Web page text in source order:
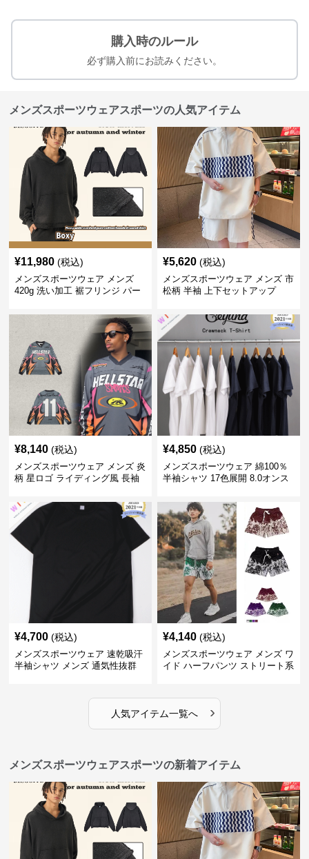
購入時のルール
必ず購入前にお読みください。
メンズスポーツウェアスポーツの人気アイテム
¥11,980 (税込)
メンズスポーツウェア メンズ
420g 洗い加工 裾フリンジ パー
¥5,620 (税込)
メンズスポーツウェア メンズ 市
松柄 半袖 上下セットアップ
¥8,140 (税込)
メンズスポーツウェア メンズ 炎
柄 星ロゴ ライディング風 長袖
¥4,850 (税込)
メンズスポーツウェア 綿100％
半袖シャツ 17色展開 8.0オンス
¥4,700 (税込)
メンズスポーツウェア 速乾吸汗
半袖シャツ メンズ 通気性抜群
¥4,140 (税込)
メンズスポーツウェア メンズ ワ
イド ハーフパンツ ストリート系
人気アイテム一覧へ ›
メンズスポーツウェアスポーツの新着アイテム